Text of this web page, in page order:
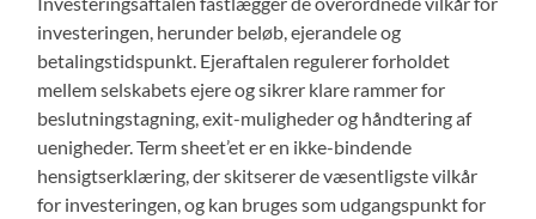
investeringen, herunder beløb, ejerandele og
betalingstidspunkt. Ejeraftalen regulerer forholdet
mellem selskabets ejere og sikrer klare rammer for
beslutningstagning, exit-muligheder og håndtering af
uenigheder. Term sheet’et er en ikke-bindende
hensigtserklæring, der skitserer de væsentligste vilkår
for investeringen, og kan bruges som udgangspunkt for